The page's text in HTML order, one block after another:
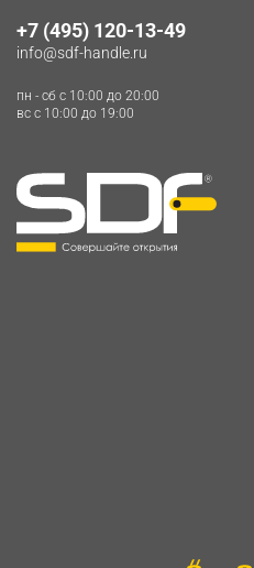
+7 (495) 120-13-49
info@sdf-handle.ru
пн - сб c 10:00 до 20:00
вс c 10:00 до 19:00